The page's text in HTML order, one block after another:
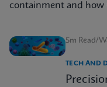
containment and how
5m Read/
TECH AND